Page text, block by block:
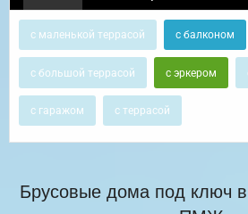
с маленькой террасой с балконом
с большой террасой с эркером
с гаражом с террасой
Брусовые дома под ключ